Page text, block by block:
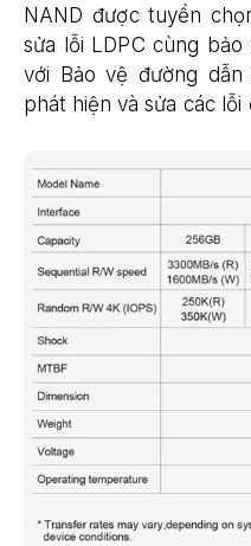
NAND được tuyển
sửa lỗi LDPC cùng
với Bảo vệ đường
phát hiện và sửa các